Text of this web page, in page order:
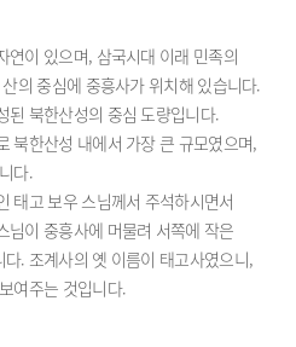
연이 있으며, 삼국시대 이래 민족의
의 중심에 중흥사가 위치해 있습니다.
된 북한산성의 중심 도량입니다.
북한산성 내에서 가장 큰 규모였으며,
다.
태고 보우 스님께서 주석하시면서
님이 중흥사에 머물려 서쪽에 작은
. 조계사의 옛 이름이 태고사였으니,
여주는 것입니다.